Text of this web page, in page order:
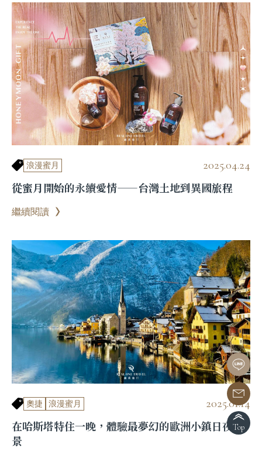
浪漫蜜月 2025.04.24
從蜜月開始的永續愛情——台灣土地到異國旅程
繼續閱讀
奧捷 浪漫蜜月 2025.01.14
在哈斯塔特住一晚，體驗最夢幻的歐洲小鎮日夜美
景
Top